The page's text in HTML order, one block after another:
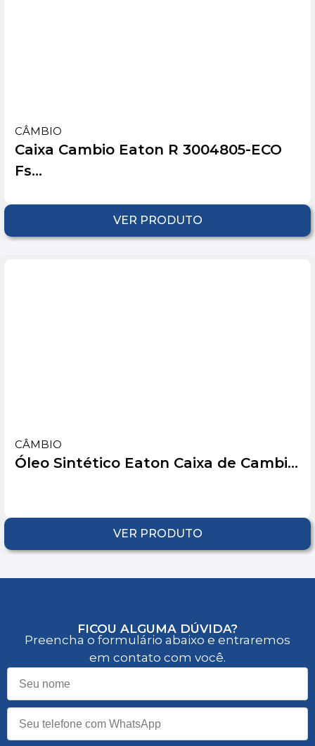
CÂMBIO
Caixa Cambio Eaton R 3004805-ECO
Fs...
VER PRODUTO
CÂMBIO
Óleo Sintético Eaton Caixa de Cambi...
VER PRODUTO
FICOU ALGUMA DÚVIDA?
Preencha o formulário abaixo e entraremos
em contato com você.